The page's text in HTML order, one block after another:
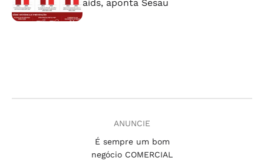
aids, aponta Sesau
ANUNCIE
É sempre um bom
negócio COMERCIAL